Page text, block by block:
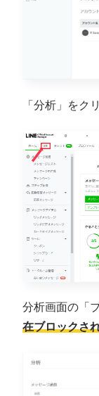
「分析」をク
分析画面の「
在ブロックさ